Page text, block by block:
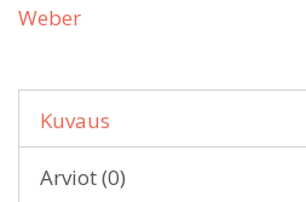
Weber
Kuvaus
Arviot (0)